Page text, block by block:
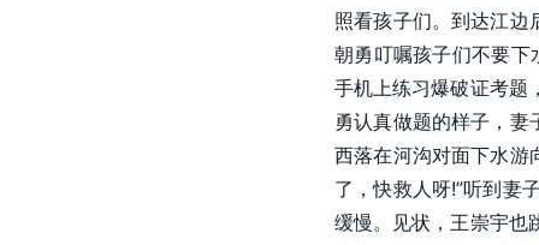
照看孩子们。到达江
朝勇叮嘱孩子们不要下
手机上练习爆破证考题
勇认真做题的样子，
西落在河沟对面下水游
了，快救人呀!”听到妻
缓慢。见状，王崇宇也